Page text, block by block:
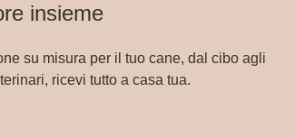
insieme
su misura per il tuo cane, dal cibo agli
ricevi tutto a casa tua.